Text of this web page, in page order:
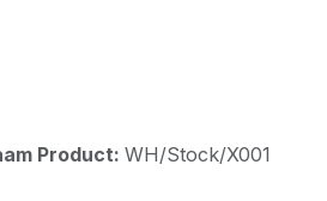
Product: WH/Stock/X001